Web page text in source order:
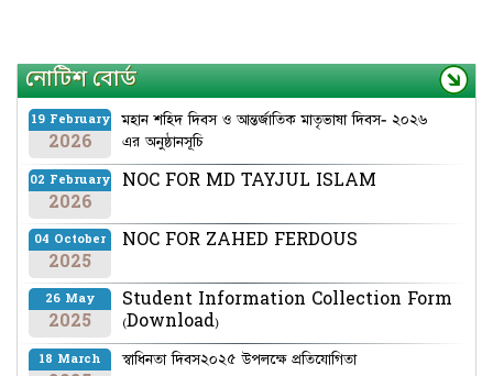
নোটিশ বোর্ড
19 February
2026
মহান শহিদ দিবস ও আন্তর্জাতিক মাতৃভাষা দিবস- ২০২৬
এর অনুষ্ঠানসূচি
02 February
2026
NOC FOR MD TAYJUL ISLAM
04 October
2025
NOC FOR ZAHED FERDOUS
26 May
2025
Student Information Collection Form
(Download)
18 March স্বাধিনতা দিবস২০২৫ উপলক্ষে প্রতিযোগিতা